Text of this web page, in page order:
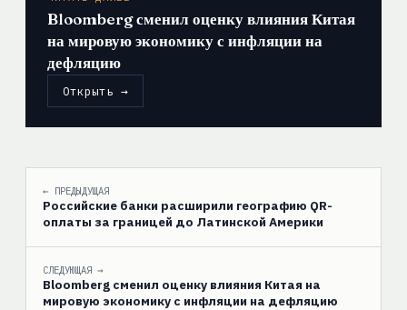
Bloomberg сменил оценку влияния Китая
на мировую экономику с инфляции на
дефляцию
Открыть →
← ПРЕДЫДУЩАЯ
Российские банки расширили географию QR-
оплаты за границей до Латинской Америки
СЛЕДУЮЩАЯ →
Bloomberg сменил оценку влияния Китая на
мировую экономику с инфляции на дефляцию